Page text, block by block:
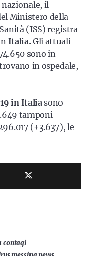
il
Ministero della
(ISS) registra
Italia. Gli attuali
sono in
in ospedale,
in Italiasono
tamponi
(+3.637), le
contagi